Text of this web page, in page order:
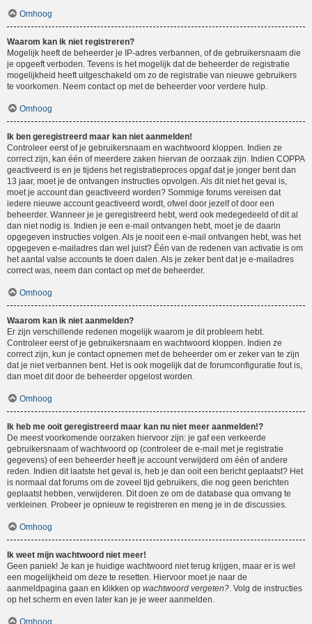
Omhoog
Waarom kan ik niet registreren?
Mogelijk heeft de beheerder je IP-adres verbannen, of de gebruikersnaam die
je opgeeft verboden. Tevens is het mogelijk dat de beheerder de registratie
mogelijkheid heeft uitgeschakeld om zo de registratie van nieuwe gebruikers
te voorkomen. Neem contact op met de beheerder voor verdere hulp.
Omhoog
Ik ben geregistreerd maar kan niet aanmelden!
Controleer eerst of je gebruikersnaam en wachtwoord kloppen. Indien ze
correct zijn, kan één of meerdere zaken hiervan de oorzaak zijn. Indien COPPA
geactiveerd is en je tijdens het registratieproces opgaf dat je jonger bent dan
13 jaar, moet je de ontvangen instructies opvolgen. Als dit niet het geval is,
moet je account dan geactiveerd worden? Sommige forums vereisen dat
iedere nieuwe account geactiveerd wordt, ofwel door jezelf of door een
beheerder. Wanneer je je geregistreerd hebt, werd ook medegedeeld of dit al
dan niet nodig is. Indien je een e-mail ontvangen hebt, moet je de daarin
opgegeven instructies volgen. Als je nooit een e-mail ontvangen hebt, was het
opgegeven e-mailadres dan wel juist? Één van de redenen van activatie is om
het aantal valse accounts te doen dalen. Als je zeker bent dat je e-mailadres
correct was, neem dan contact op met de beheerder.
Omhoog
Waarom kan ik niet aanmelden?
Er zijn verschillende redenen mogelijk waarom je dit probleem hebt.
Controleer eerst of je gebruikersnaam en wachtwoord kloppen. Indien ze
correct zijn, kun je contact opnemen met de beheerder om er zeker van te zijn
dat je niet verbannen bent. Het is ook mogelijk dat de forumconfiguratie fout is,
dan moet dit door de beheerder opgelost worden.
Omhoog
Ik heb me ooit geregistreerd maar kan nu niet meer aanmelden!?
De meest voorkomende oorzaken hiervoor zijn: je gaf een verkeerde
gebruikersnaam of wachtwoord op (controleer de e-mail met je registratie
gegevens) of een beheerder heeft je account verwijderd om één of andere
reden. Indien dit laatste het geval is, heb je dan ooit een bericht geplaatst? Het
is normaal dat forums om de zoveel tijd gebruikers, die nog geen berichten
geplaatst hebben, verwijderen. Dit doen ze om de database qua omvang te
verkleinen. Probeer je opnieuw te registreren en meng je in de discussies.
Omhoog
Ik weet mijn wachtwoord niet meer!
Geen paniek! Je kan je huidige wachtwoord niet terug krijgen, maar er is wel
een mogelijkheid om deze te resetten. Hiervoor moet je naar de
aanmeldpagina gaan en klikken op wachtwoord vergeten? . Volg de instructies
op het scherm en even later kan je je weer aanmelden.
Omhoog